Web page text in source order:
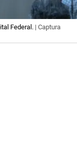
Federal. | Captura